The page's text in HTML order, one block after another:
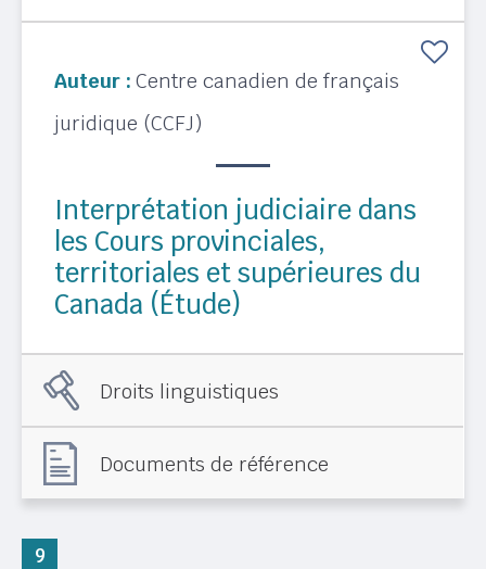
Auteur : Centre canadien de français
juridique (CCFJ)
Interprétation judiciaire dans
les Cours provinciales,
territoriales et supérieures du
Canada (Étude)
Droits linguistiques
Documents de référence
9